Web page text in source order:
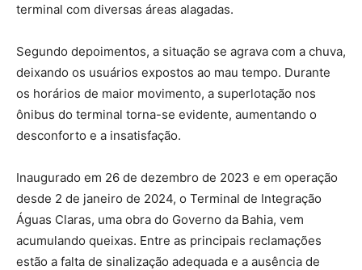
terminal com diversas áreas alagadas.
Segundo depoimentos, a situação se agrava com a chuva,
deixando os usuários expostos ao mau tempo. Durante
os horários de maior movimento, a superlotação nos
ônibus do terminal torna-se evidente, aumentando o
desconforto e a insatisfação.
Inaugurado em 26 de dezembro de 2023 e em operação
desde 2 de janeiro de 2024, o Terminal de Integração
Águas Claras, uma obra do Governo da Bahia, vem
acumulando queixas. Entre as principais reclamações
estão a falta de sinalização adequada e a ausência de